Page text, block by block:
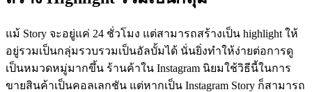
แม้ Story จะอยู่แค่ 24 ชั่วโมง แต่สามารถสร้างเป็น highlight ให้
อยู่รวมเป็นกลุ่มรวบรวมเป็นอัลบั้มได้ นั่นยิ่งทำให้ง่ายต่อการดู
เป็นหมวดหมู่มากขึ้น ร้านค้าใน Instagram นิยมใช้วิธีนี้ในการ
ขายสินค้าเป็นคอลเลกชัน แต่หากเป็น Instagram Story ก็สามารถ